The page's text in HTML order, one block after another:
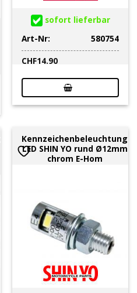
sofort lieferbar
Art-Nr:
580754
CHF14.90
Kennzeichenbeleuchtung
LED SHIN YO rund Ø12mm
chrom E-Hom